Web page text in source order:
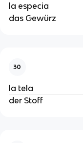
la especia
das Gewürz
30
la tela
der Stoff